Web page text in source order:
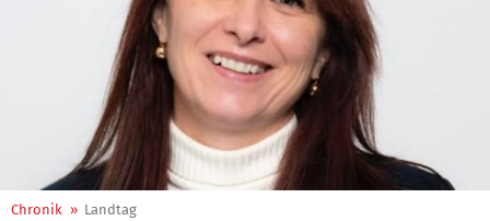
Chronik » Landtag